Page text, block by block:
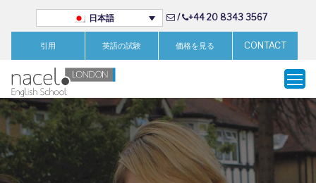
日本語 / +44 20 8343 3567
引用 英語の試験 価格を見る CONTACT